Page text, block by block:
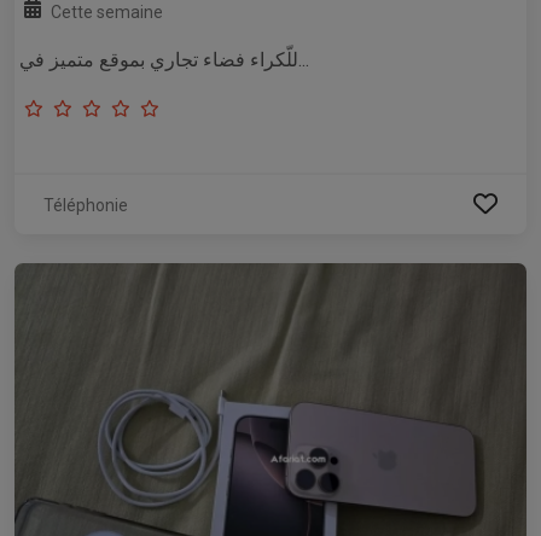
Cette semaine
Téléphonie